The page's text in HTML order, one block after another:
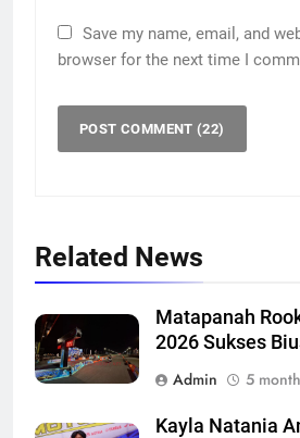
Save my name, email, and
browser for the next time I
Related News
Matapanah
2026 Sukses
Admin
5
Kayla Natania